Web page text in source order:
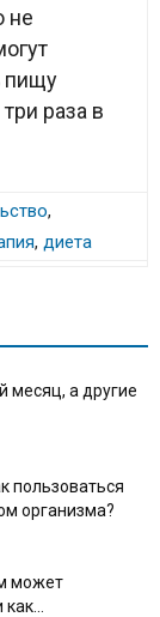
не
пищу
раза в
,
, диета
месяц, а другие
пользоваться
организма?
может